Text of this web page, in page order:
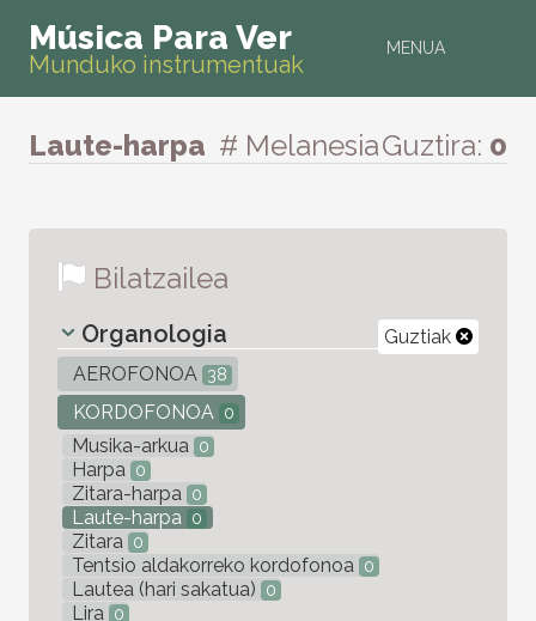
MENUA
Música Para Ver
Munduko instrumentuak
Laute-harpa # MelanesiaGuztira: 0
Bilatzailea
Guztiak
Organologia
AEROFONOA 38
KORDOFONOA 0
Musika-arkua 0
Harpa 0
Zitara-harpa 0
Laute-harpa 0
Zitara 0
Tentsio aldakorreko kordofonoa 0
Lautea (hari sakatua) 0
Lira 0